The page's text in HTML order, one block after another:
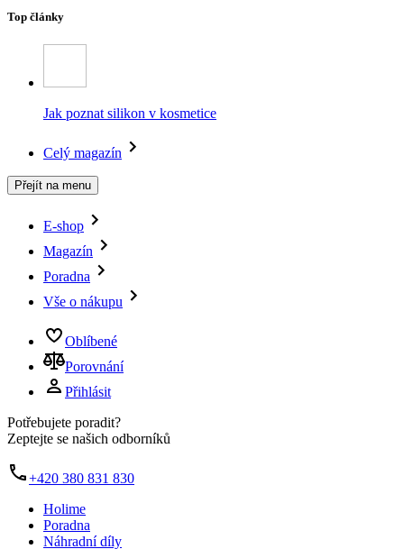
Top články
Jak poznat silikon v kosmetice
Celý magazín
Přejít na menu
E-shop
Magazín
Poradna
Vše o nákupu
Oblíbené
Porovnání
Přihlásit
Potřebujete poradit?
Zeptejte se našich odborníků
+420 380 831 830
Holime
Poradna
Náhradní díly